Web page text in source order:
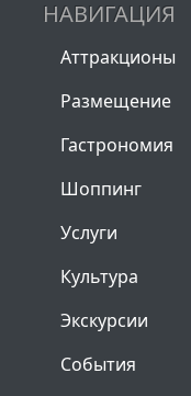
НАВИГАЦИЯ
Аттракционы
Размещение
Гастрономия
Шоппинг
Услуги
Культура
Экскурсии
События